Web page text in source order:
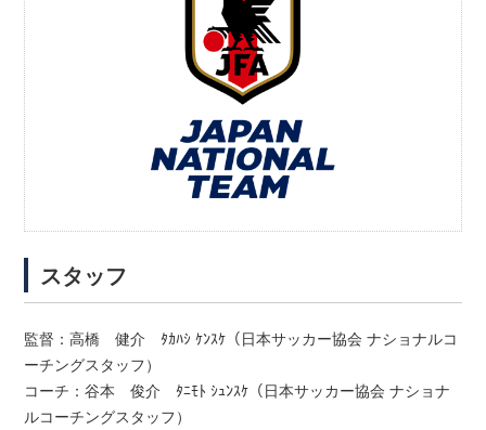
スタッフ
監督：高橋 健介 ﾀｶﾊｼ ｹﾝｽｹ（日本サッカー協会 ナショナルコ
ーチングスタッフ）
コーチ：谷本 俊介 ﾀﾆﾓﾄ ｼｭﾝｽｹ（日本サッカー協会 ナショナ
ルコーチングスタッフ）